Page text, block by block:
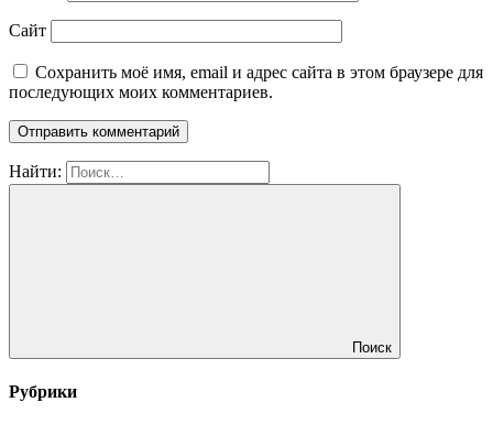
Сайт
Сохранить моё имя, email и адрес сайта в этом браузере для
последующих моих комментариев.
Найти:
Поиск
Рубрики